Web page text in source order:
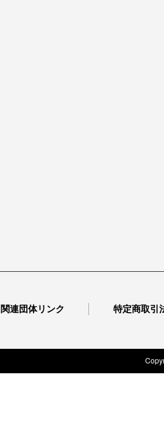
関連団体リンク 特定商取引